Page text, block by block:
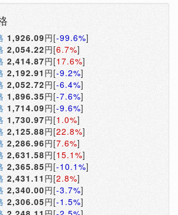
1,926.09円[-99.6%]
2,054.22円[6.7%]
2,414.87円[17.6%]
2,192.91 円[-9.2%]
2,052.72円[-6.4%]
1,896.35円[-7.6%]
1,714.09円[-9.6%]
1,730.97円[1.0%]
2,125.88円[22.8%]
2,286.96円[7.6%]
2,631.58円[15.1%]
2,365.85円[-10.1%]
2,431.11 円[2.8%]
2,340.00円[-3.7%]
2,306.05円[-1.5%]